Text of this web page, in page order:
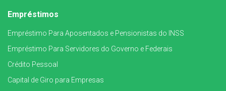
Empréstimos
Empréstimo Para Aposentados e Pensionistas do INSS
Empréstimo Para Servidores do Governo e Federais
Crédito Pessoal
Capital de Giro para Empresas